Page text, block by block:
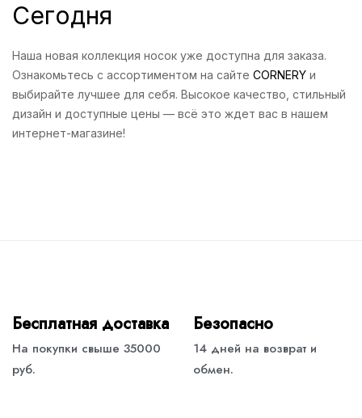
Сегодня
Наша новая коллекция носок уже доступна для заказа.
Ознакомьтесь с ассортиментом на сайте CORNERY и
выбирайте лучшее для себя. Высокое качество, стильный
дизайн и доступные цены — всё это ждет вас в нашем
интернет-магазине!
Бесплатная доставка
На покупки свыше 35000
руб.
Безопасно
14 дней на возврат и
обмен.